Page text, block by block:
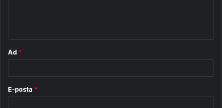
Ad *
E-posta *